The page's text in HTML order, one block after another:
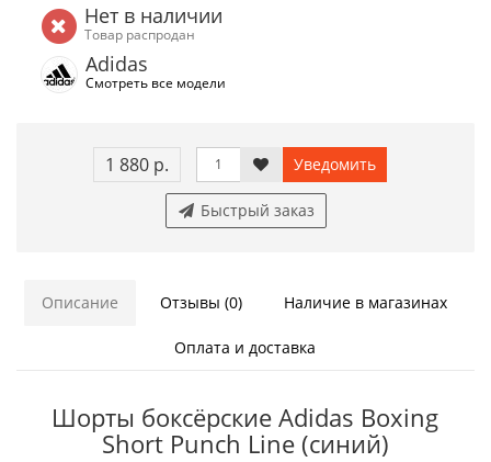
Нет в наличии
Товар распродан
Adidas
Смотреть все модели
1 880 р. Уведомить
Быстрый заказ
Описание Отзывы (0) Наличие в магазинах
Оплата и доставка
Шорты боксёрские Adidas Boxing
Short Punch Line (синий)